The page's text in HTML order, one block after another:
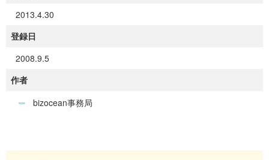
2013.4.30
登録日
2008.9.5
作者
bizocean事務局